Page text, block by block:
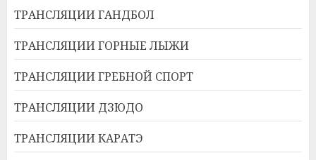
ТРАНСЛЯЦИИ ГАНДБОЛ
ТРАНСЛЯЦИИ ГОРНЫЕ ЛЫЖИ
ТРАНСЛЯЦИИ ГРЕБНОЙ СПОРТ
ТРАНСЛЯЦИИ ДЗЮДО
ТРАНСЛЯЦИИ КАРАТЭ